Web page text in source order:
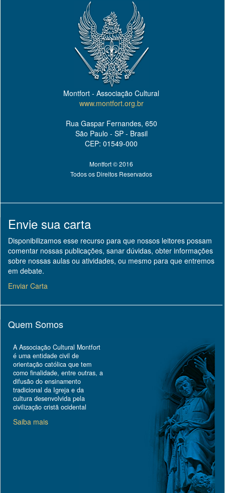
Montfort - Associação Cultural
www.montfort.org.br
Rua Gaspar Fernandes, 650
São Paulo - SP - Brasil
CEP: 01549-000
Montfort © 2016
Todos os Direitos Reservados
Envie sua carta
Disponibilizamos esse recurso para que nossos leitores possam
comentar nossas publicações, sanar dúvidas, obter informações
sobre nossas aulas ou atividades, ou mesmo para que entremos
em debate.
Enviar Carta
Quem Somos
A Associação Cultural Montfort
é uma entidade civil de
orientação católica que tem
como finalidade, entre outras, a
difusão do ensinamento
tradicional da Igreja e da
cultura desenvolvida pela
civilização cristã ocidental
Saiba mais